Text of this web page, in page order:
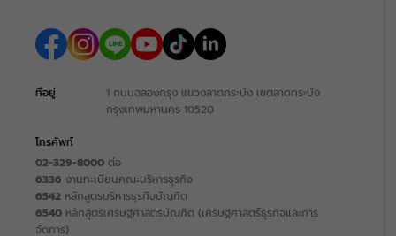
ที่อยู่
1 ถนนฉลองกรุง แขวงลาดกระบัง เขตลาดกระบัง
กรุงเทพมหานคร 10520
โทรศัพท์
02-329-8000 ต่อ
6336 งานทะเบียนคณะบริหารธุรกิจ
6542 หลักสูตรบริหารธุรกิจบัณฑิต
6540 หลักสูตรเศรษฐศาสตรบัณฑิต (เศรษฐศาสตร์ธุรกิจและการ
จัดการ)